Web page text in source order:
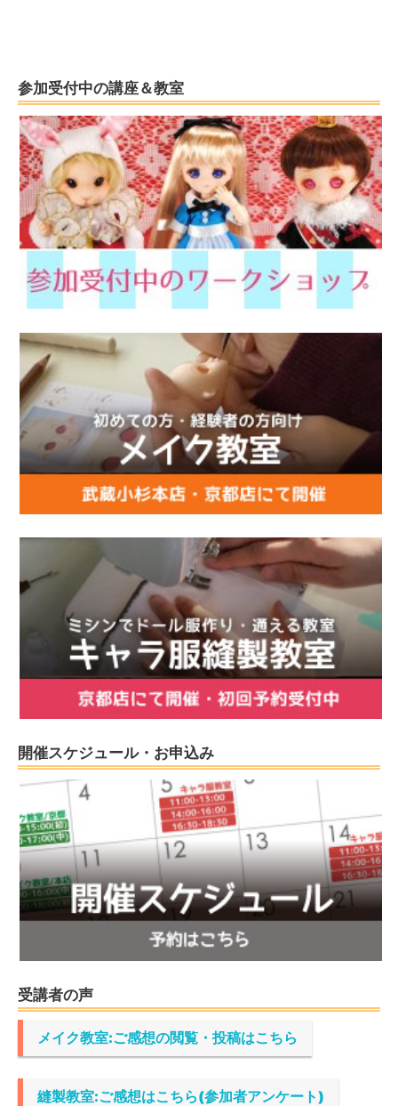
参加受付中の講座＆教室
開催スケジュール・お申込み
受講者の声
メイク教室:ご感想の閲覧・投稿はこちら
縫製教室:ご感想はこちら(参加者アンケート)